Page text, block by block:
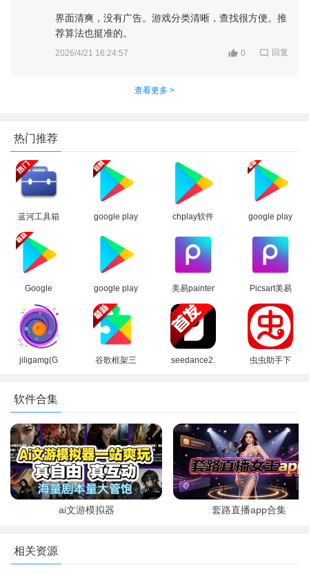
2、进入个人资料界面点击订单
界面清爽，没有广告。游戏分类清晰，查找很方便。推
荐算法也挺准的。
2026/4/21 16:24:57 0 回复
查看更多 >
热门推荐
蓝河工具箱
官方下载
2026最新版
google play
方版
chplay软件
apk(Google
Play 商店)
google play
方安卓版
Google
Play 谷歌商
店paypal下
载最新安卓
版
google play
商店应用
app最新版
本2026
美易painter
软件下载官
方正版
(Picsart)
Picsart美易
正版下载免
费版中文版
jiligamg(G
版2025
谷歌框架三
ay服务）
seedance2.
虫虫助手下
软件合集
ai文游模拟器 套路直播app合集
相关资源